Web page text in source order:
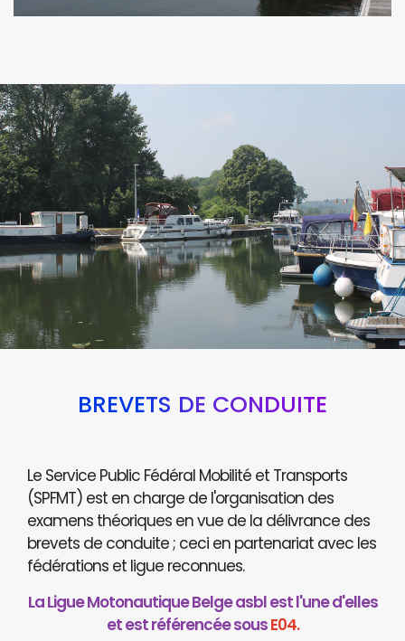
BREVETS DE CONDUITE
Le Service Public Fédéral Mobilité et Transports
(SPFMT) est en charge de l'organisation des
examens théoriques en vue de la délivrance des
brevets de conduite ; ceci en partenariat avec les
fédérations et ligue reconnues.
La Ligue Motonautique Belge asbl est l'une d'elles
et est référencée sousE04.